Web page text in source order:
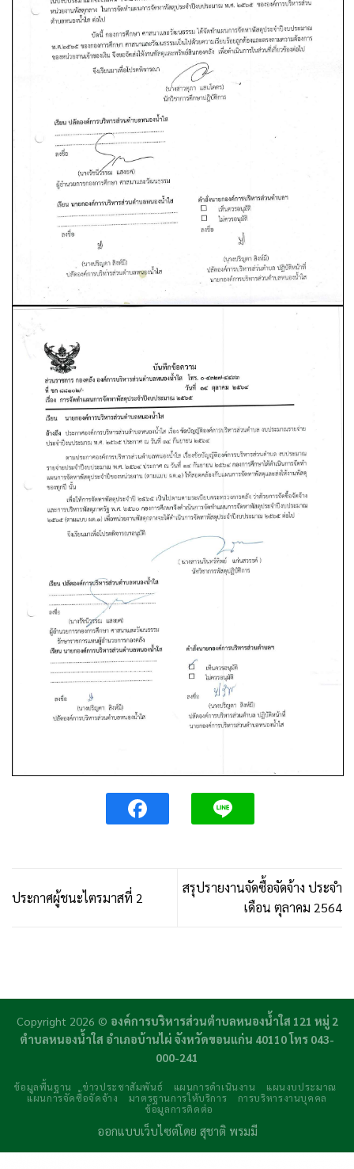
ประกาศผู้ชนะไตรมาสที่ 2
สรุปรายงานจัดซื้อจัดจ้าง ประจำ
เดือน ตุลาคม 2564
Copyright 2026 © องค์การบริหารส่วนตำบลหนองน้ำใส 121 หมู่ 2
ตำบลหนองน้ำใส อำเภอบ้านไผ่ จังหวัดขอนแก่น 40110 โทร 043-
000-241
ข้อมูลพื้นฐาน ข่าวประชาสัมพันธ์ แผนการดำเนินงาน
แผนงบประมาณ
แผนการจัดซื้อจัดจ้าง
มาตรฐานการให้บริการ
การบริหารงานบุคคล
ข้อมูลการติดต่อ
ออกแบบเว็บไซต์โดย สุชาติ พรมมี